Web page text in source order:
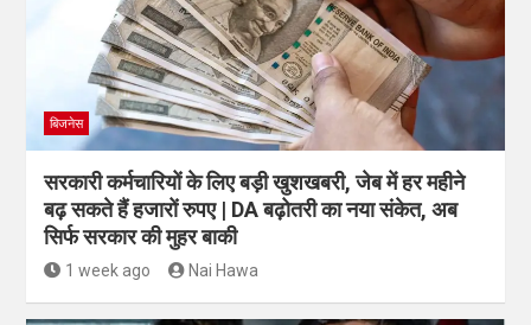
बिजनेस
सरकारी कर्मचारियों के लिए बड़ी खुशखबरी, जेब में हर महीने
बढ़ सकते हैं हजारों रुपए | DA बढ़ोतरी का नया संकेत, अब
सिर्फ सरकार की मुहर बाकी
1 week ago Nai Hawa